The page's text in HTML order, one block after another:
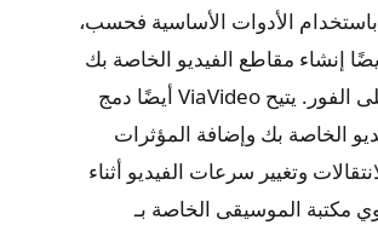
الأدوات الأساسية فحسب،
إنشاء مقاطع الفيديو الخاصة بك
وإنشاءها على الفور. يتيح ViaVideo أيضًا دمج
الخاصة بك وإضافة المؤثرات
وتغيير سرعات الفيديو أثناء
مكتبة الموسيقى الخاصة بـ